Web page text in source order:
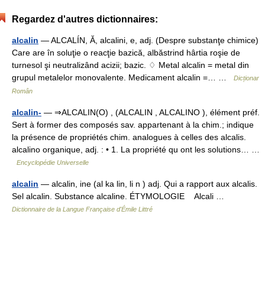
Regardez d'autres dictionnaires:
alcalin — ALCALÍN, Ă, alcalini, e, adj. (Despre substanţe chimice)
Care are în soluţie o reacţie bazică, albăstrind hârtia roşie de
turnesol şi neutralizând acizii; bazic. ♢ Metal alcalin = metal din
grupul metalelor monovalente. Medicament alcalin =… …
Dicționar
Român
alcalin- — ⇒ALCALIN(O) , (ALCALIN , ALCALINO ), élément préf.
Sert à former des composés sav. appartenant à la chim.; indique
la présence de propriétés chim. analogues à celles des alcalis.
alcalino organique, adj. : • 1. La propriété qu ont les solutions… …
Encyclopédie Universelle
alcalin — alcalin, ine (al ka lin, li n ) adj. Qui a rapport aux alcalis.
Sel alcalin. Substance alcaline. ÉTYMOLOGIE Alcali …
Dictionnaire de la Langue Française d'Émile Littré